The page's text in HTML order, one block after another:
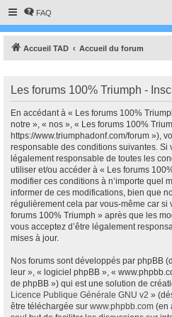
FAQ
Accueil TAD Accueil du forum
Les forums 100% Triumph -
En accédant à « Les forums 100%
notre », « nos », « Les forums 100%
https://www.triumphadonf.com/forum »),
responsable des conditions suivantes. Si
légalement responsable de toutes les
utiliser et/ou accéder à « Les forums
modifier ces conditions à n’importe quel
informer de ces modifications, bien que
régulièrement cela par vous-même car
forums 100% Triumph » après que les
vous acceptez d’être légalement
mises à jour.
Nos forums sont développés par phpBB
leur », « logiciel phpBB », «
de phpBB ») qui est une solution de
Licence Publique Générale GNU v2 »
être téléchargée sur www.phpbb.com (en